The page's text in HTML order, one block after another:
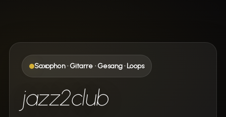
Saxophon · Gitarre · Gesang · Loops
jazz2club